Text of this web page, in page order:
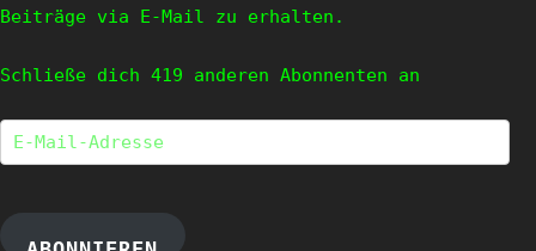
Beiträge via E-Mail zu erhalten.
Schließe dich 419 anderen Abonnenten an
E-
Mail-